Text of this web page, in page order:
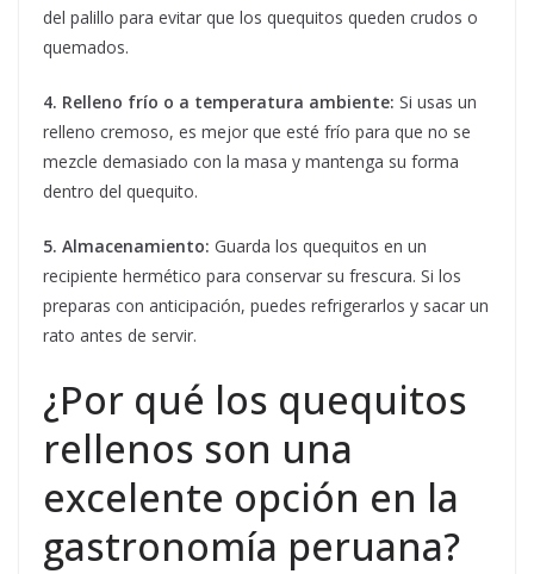
del palillo para evitar que los quequitos queden crudos o
quemados.
4. Relleno frío o a temperatura ambiente: Si usas un
relleno cremoso, es mejor que esté frío para que no se
mezcle demasiado con la masa y mantenga su forma
dentro del quequito.
5. Almacenamiento: Guarda los quequitos en un
recipiente hermético para conservar su frescura. Si los
preparas con anticipación, puedes refrigerarlos y sacar un
rato antes de servir.
¿Por qué los quequitos
rellenos son una
excelente opción en la
gastronomía peruana?